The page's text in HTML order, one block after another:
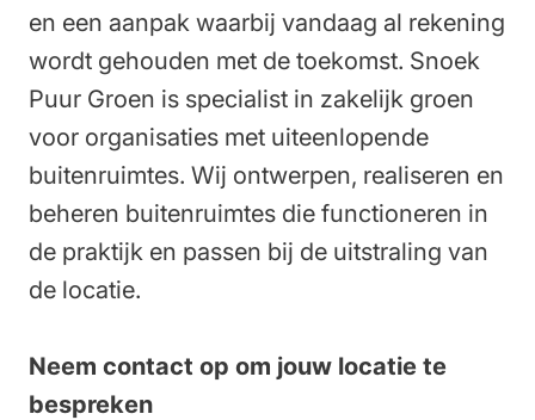
en een aanpak waarbij vandaag al rekening
wordt gehouden met de toekomst. Snoek
Puur Groen is specialist in zakelijk groen
voor organisaties met uiteenlopende
buitenruimtes. Wij ontwerpen, realiseren en
beheren buitenruimtes die functioneren in
de praktijk en passen bij de uitstraling van
de locatie.
Neem contact op om jouw locatie te
bespreken